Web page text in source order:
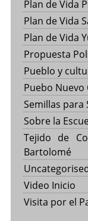
Plan de Vida
Plan de Vida
Plan de Vida
Propuesta
Pueblo y
Puebo Nuevo
Semillas para
Sobre la
Tejido de
Bartolomé
Video Inicio
Visita por el